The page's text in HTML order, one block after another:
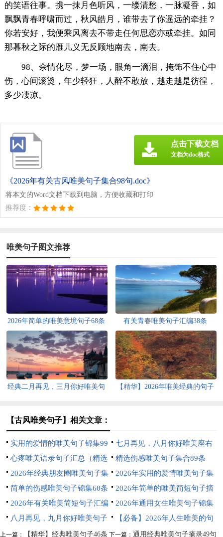
的笑语往事。携一抹月色听风，一缕清愁，一脉凝香，如
飘飘青春呼啸而过，秋风皓月，谁带去了你遥远的牵挂？
你若安好，我便乘风离去不带走任何思恋亦或牵挂。如同
那暮秋之际的雁儿义无反顾地南去，南去。
98、余情化尽，梦一场，眼角一滴泪，掩饰不住心中
伤，心间滚烫，年少轻狂，人醉不敢放，越走越是彷徨，
多少凄凉。
《2026年有关古风唯美句子集合98句.doc》
将本文的Word文档下载到电脑，方便收藏和打印
推荐度：
点击下载文档
文档为doc格式
唯美句子图文推荐
2026年简单的唯美意境句子68条 有关青春唯美句子汇编38条
经典二月再见，三月你好唯美句
【精华】2026年唯美经典的句子
【古风唯美句子】相关文章：
实用的爱情的唯美句子锦集99
条
七月再见，八月你好唯美座右
铭句子大全（通用90句）
心疼唯美语录句子汇总（精选
100句）
精选伤感唯美句子集合89条
2026年经典朋友圈唯美句子集
锦58句
2026年实用的爱情唯美句子集
锦45条
简单的伤感唯美句子锦集60条
2026年简单的唯美简短句子摘
录49条
2026年有关唯美简短句子汇编
46条
2026年通用女生唯美句子锦集
35句
八月再见，九月你好唯美句子
100句
【必备】2026年人生唯美的句
子摘录35条
上一篇： 【精华】经典唯美句子46条 下一篇： 通用经典唯美句子摘录49句